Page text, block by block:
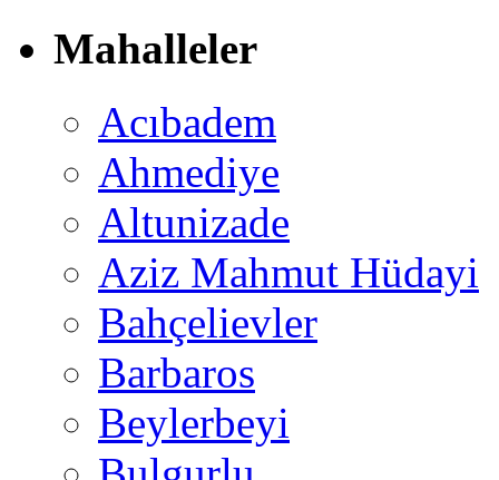
Mahalleler
Acıbadem
Ahmediye
Altunizade
Aziz Mahmut Hüdayi
Bahçelievler
Barbaros
Beylerbeyi